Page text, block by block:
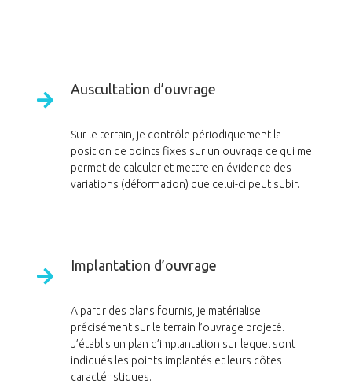
Auscultation d’ouvrage
Sur le terrain, je contrôle périodiquement la
position de points fixes sur un ouvrage ce qui me
permet de calculer et mettre en évidence des
variations (déformation) que celui-ci peut subir.
Implantation d’ouvrage
A partir des plans fournis, je matérialise
précisément sur le terrain l’ouvrage projeté.
J’établis un plan d’implantation sur lequel sont
indiqués les points implantés et leurs côtes
caractéristiques.